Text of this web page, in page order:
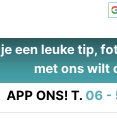
een leuke tip,
met ons wilt
APP ONS! T. 06 -